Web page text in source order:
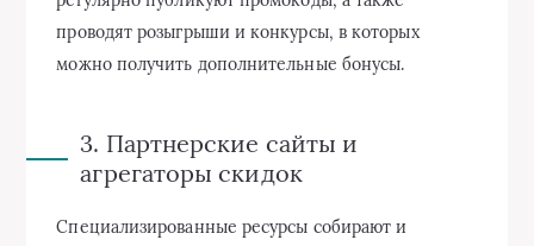
проводят розыгрыши и конкурсы, в которых
можно получить дополнительные бонусы.
3. Партнерские сайты и
агрегаторы скидок
Специализированные ресурсы собирают и